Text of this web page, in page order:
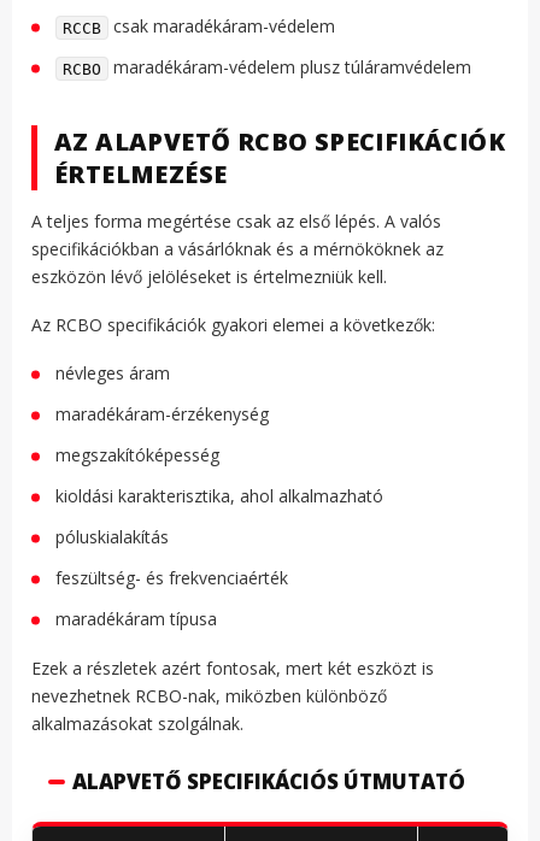
RCCB csak maradékáram-védelem
RCBO maradékáram-védelem plusz túláramvédelem
AZ ALAPVETŐ RCBO SPECIFIKÁCIÓK
ÉRTELMEZÉSE
A teljes forma megértése csak az első lépés. A valós
specifikációkban a vásárlóknak és a mérnököknek az
eszközön lévő jelöléseket is értelmezniük kell.
Az RCBO specifikációk gyakori elemei a következők:
névleges áram
maradékáram-érzékenység
megszakítóképesség
kioldási karakterisztika, ahol alkalmazható
póluskialakítás
feszültség- és frekvenciaérték
maradékáram típusa
Ezek a részletek azért fontosak, mert két eszközt is
nevezhetnek RCBO-nak, miközben különböző
alkalmazásokat szolgálnak.
ALAPVETŐ SPECIFIKÁCIÓS ÚTMUTATÓ